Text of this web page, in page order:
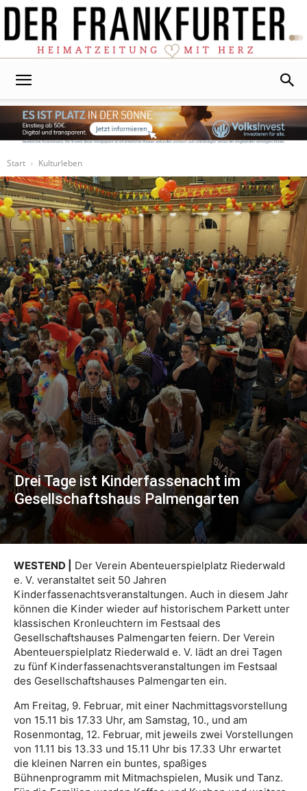
Start
Kulturleben
Drei Tage ist Kinderfassenacht im
Gesellschaftshaus Palmengarten
WESTEND |
Der Verein Abenteuerspielplatz Riederwald
e. V. veranstaltet seit 50 Jahren
Kinderfassenachtsveranstaltungen. Auch in diesem Jahr
können die Kinder wieder auf historischem Parkett unter
klassischen Kronleuchtern im Festsaal des
Gesellschaftshauses Palmengarten feiern. Der Verein
Abenteuerspielplatz Riederwald e. V. lädt an drei Tagen
zu fünf Kinderfassenachtsveranstaltungen im Festsaal
des Gesellschaftshauses Palmengarten ein.
Am Freitag, 9. Februar, mit einer Nachmittagsvorstellung
von 15.11 bis 17.33 Uhr, am Samstag, 10., und am
Rosenmontag, 12. Februar, mit jeweils zwei Vorstellungen
von 11.11 bis 13.33 und 15.11 Uhr bis 17.33 Uhr erwartet
die kleinen Narren ein buntes, spaßiges
Bühnenprogramm mit Mitmachspielen, Musik und Tanz.